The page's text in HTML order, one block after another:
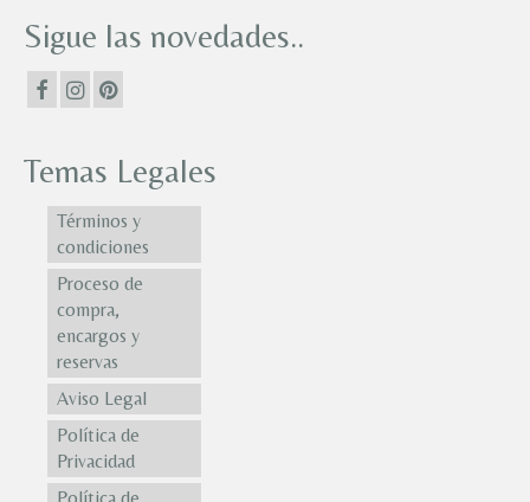
Sigue las novedades..
Temas Legales
Términos y
condiciones
Proceso de
compra,
encargos y
reservas
Aviso Legal
Política de
Privacidad